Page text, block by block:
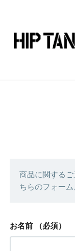
商品に関する
ちらのフォーム
お名前 （必須）